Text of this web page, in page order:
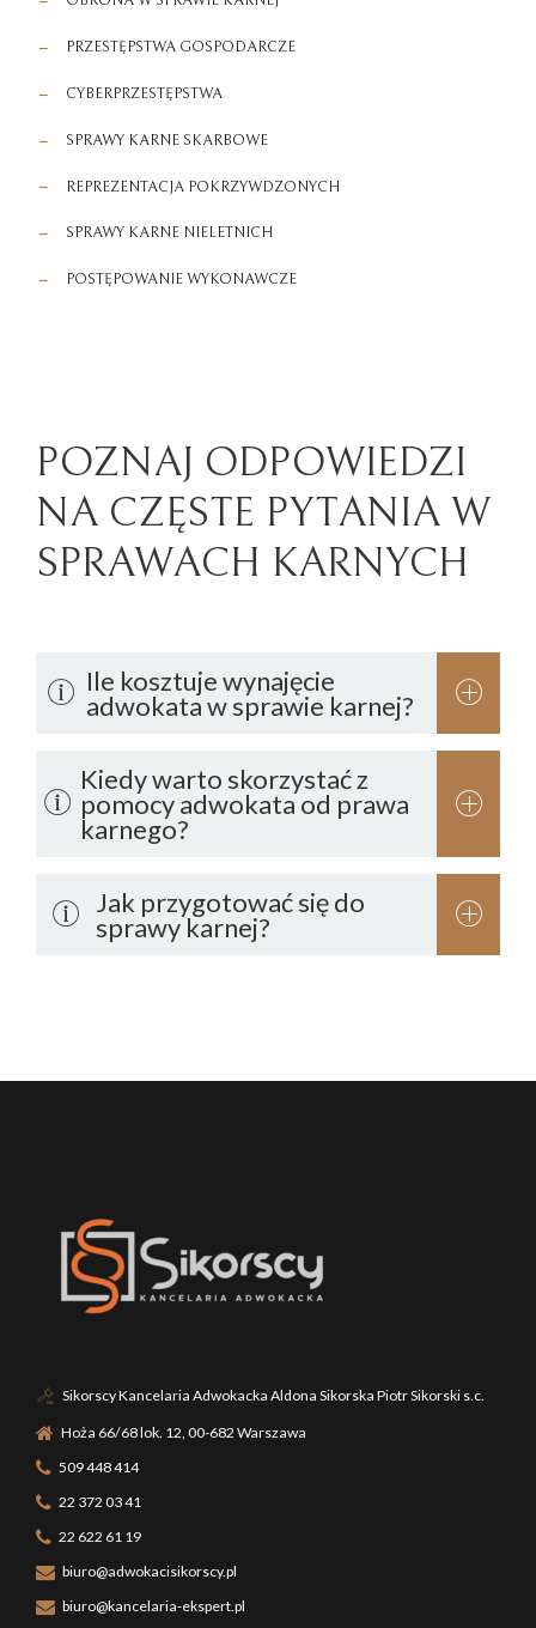
PRZESTĘPSTWA GOSPODARCZE
CYBERPRZESTĘPSTWA
SPRAWY KARNE SKARBOWE
REPREZENTACJA POKRZYWDZONYCH
SPRAWY KARNE NIELETNICH
POSTĘPOWANIE WYKONAWCZE
POZNAJ ODPOWIEDZI
NA CZĘSTE PYTANIA W
SPRAWACH KARNYCH
Ile kosztuje wynajęcie
adwokata w sprawie karnej?
Kiedy warto skorzystać z
pomocy adwokata od prawa
karnego?
Jak przygotować się do
sprawy karnej?
Sikorscy Kancelaria Adwokacka Aldona Sikorska Piotr Sikorski s.c.
Hoża 66/68 lok. 12, 00-682 Warszawa
509 448 414
22 372 03 41
22 622 61 19
biuro@adwokacisikorscy.pl
biuro@kancelaria-ekspert.pl